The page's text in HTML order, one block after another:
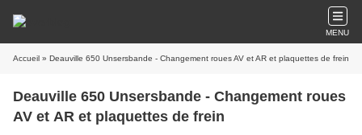
MENU
Accueil » Deauville 650 Unsersbande - Changement roues AV et AR et plaquettes de frein
Deauville 650 Unsersbande - Changement roues
AV et AR et plaquettes de frein